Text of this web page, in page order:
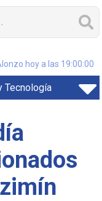
hoy a las 19:00:00
Tecnología